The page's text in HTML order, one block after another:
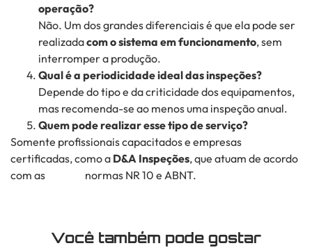
operação?
Não. Um dos grandes diferenciais é que ela pode ser
realizadacom o sistema em funcionamento, sem
interromper a produção.
Qual é a periodicidade ideal das inspeções?
Depende do tipo e da criticidade dos equipamentos,
mas recomenda-se ao menos uma inspeção anual.
Quem pode realizar esse tipo de serviço?
Somente profissionais capacitados e empresas
certificadas, como a D&A Inspeções, que atuam de acordo
com as normas NR 10 e ABNT.
Você também pode gostar